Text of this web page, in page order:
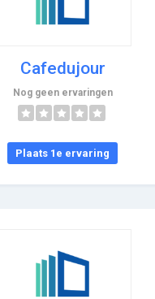
Cafedujour
Nog geen ervaringen
Plaats 1e ervaring